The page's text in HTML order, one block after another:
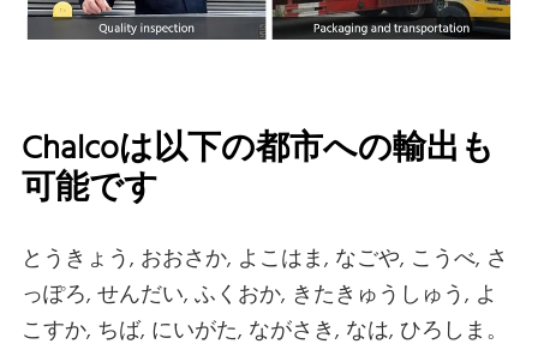
Chalcoは以下の都市への輸出も
可能です
とうきょう, おおさか, よこはま, なごや, こうべ, さ
っぽろ, せんだい, ふくおか, きたきゅうしゅう, よ
こすか, ちば, にいがた, ながさき, なは, ひろしま。